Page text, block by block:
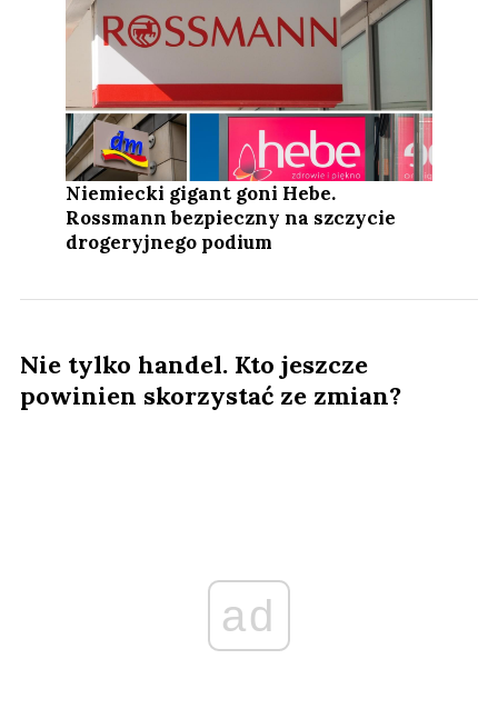
Niemiecki gigant goni Hebe.
Rossmann bezpieczny na szczycie
drogeryjnego podium
Nie tylko handel. Kto jeszcze
powinien skorzystać ze zmian?
ad